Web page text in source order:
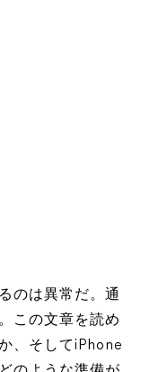
のは異常だ。通
この文章を読め
、そしてiPhone